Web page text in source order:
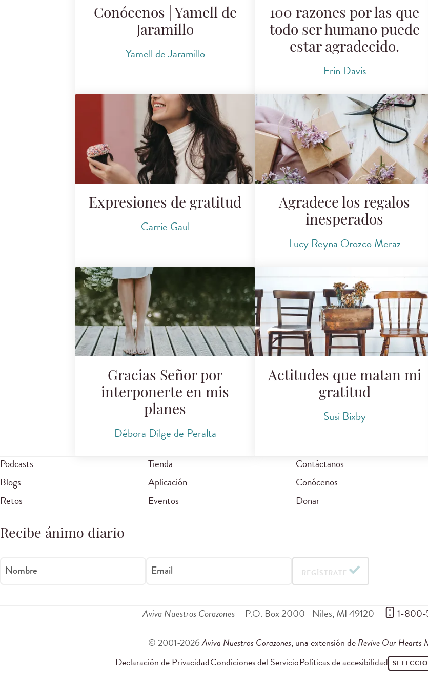
Conócenos | Yamell de
Jaramillo
Yamell de Jaramillo
100 razones por las que
todo ser humano puede
estar agradecido.
Erin Davis
Expresiones de gratitud
Carrie Gaul
Agradece los regalos
inesperados
Lucy Reyna Orozco Meraz
Gracias Señor por
interponerte en mis
planes
Débora Dilge de Peralta
Actitudes que matan mi
gratitud
Susi Bixby
Podcasts
Blogs
Retos
Tienda
Aplicación
Eventos
Contáctanos
Conócenos
Donar
Recibe ánimo diario
Nombre Email REGÍSTRATE
Aviva Nuestros Corazones P.O. Box 2000 Niles,MI49120 1-
© 2001-2026Aviva Nuestros Corazones, una extensión deRevive Our Hearts
Declaración de PrivacidadCondiciones del ServicioPolíticas de accesibilidad